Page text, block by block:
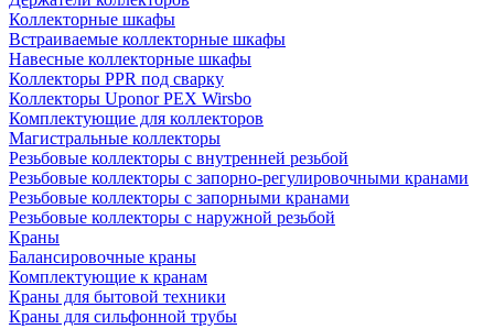
Коллекторные шкафы
Встраиваемые коллекторные шкафы
Навесные коллекторные шкафы
Коллекторы PPR под сварку
Коллекторы Uponor PEX Wirsbo
Комплектующие для коллекторов
Магистральные коллекторы
Резьбовые коллекторы с внутренней резьбой
Резьбовые коллекторы с запорно-регулировочными кранами
Резьбовые коллекторы с запорными кранами
Резьбовые коллекторы с наружной резьбой
Краны
Балансировочные краны
Комплектующие к кранам
Краны для бытовой техники
Краны для сильфонной трубы